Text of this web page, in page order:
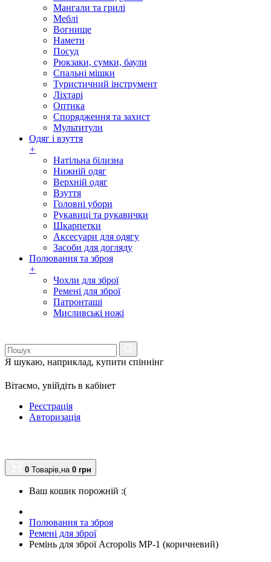
Мангали та грилі
Меблі
Вогнище
Намети
Посуд
Рюкзаки, сумки, баули
Спальні мішки
Туристичний інструмент
Ліхтарі
Оптика
Спорядження та захист
Мультитули
Одяг і взуття
+
Натільна білизна
Нижній одяг
Верхній одяг
Взуття
Головні убори
Рукавиці та рукавички
Шкарпетки
Аксесуари для одягу
Засоби для догляду
Полювання та зброя
+
Чохли для зброї
Ремені для зброї
Патронташі
Мисливські ножі
Я шукаю, наприклад, купити спіннінг
Вітаємо, увійдіть в кабінет
Реєстрація
Авторизація
0 Товарів,на 0 грн
Ваш кошик порожній :(
Полювання та зброя
Ремені для зброї
Ремінь для зброї Acropolis МР-1 (коричневий)